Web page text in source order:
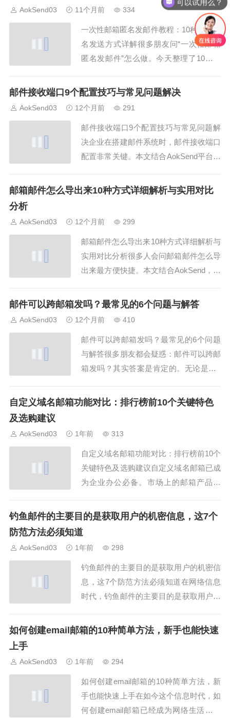
务商怎么建立邮件邮箱？第一步是选择合
适的邮箱服务商，比如 126、QQ、...
AokSend03 11个月前 334
一次性邮箱匿名发邮件教程：10种安全匿
名发送方式详解很多朋友问“一次性邮箱
匿名发邮件”怎么做。今天整理了10种安
发送邮件，同时介绍AokSend在匿名发送
站，注册简单，发送方便。AokSe...
邮件接收端口9个配置技巧与常见问题解决
AokSend03 12个月前 291
邮件接收端口9个配置技巧与常见问题解
决企业在搭建邮件系统时，邮件接收端口
配置非常关键。本文结合AokSend平台，
题解决方案，帮助企业顺利接收邮件。
OP3S 995。选择...
邮箱邮件怎么导出来10种方式详细解析与实用对比
分析
AokSend03 12个月前 299
邮箱邮件怎么导出来10种方式详细解析与
实用对比分析很多人会问邮箱邮件怎么导
出来最方便快捷。本文结合AokSend，为
种方法的优缺点，让你轻松掌握邮箱邮件
来。1. 网页端导出邮件登录AokSen...
邮件可以跨邮箱发吗？最常见的6个问题与解答
AokSend03 12个月前 410
邮件可以跨邮箱发吗？最常见的6个问题
与解答很多朋友都会疑惑：邮件可以跨邮
箱发吗？其实答案是肯定的。无论是QQ
都可以互相收发邮件。不过在使用过程
题，总结了最常见的6个问题与解答，希
望能帮到大家...
自定义域名邮箱功能对比：排行榜前10个关键特色
及选购建议
AokSend03 1年前 313
自定义域名邮箱功能对比：排行榜前10个
关键特色及选购建议自定义域名邮箱已成
为企业办公必备。市场上的邮箱产品繁
自定义域名邮箱功能，列出排行榜前10个
率提升。特色一：邮箱容量大小大容量邮
箱能...
钓鱼邮件的主要目的是获取用户的机密信息，这7个
防范方法必须知道
AokSend03 1年前 298
钓鱼邮件的主要目的是获取用户的机密信
息，这7个防范方法必须知道在网络信息
时代，钓鱼邮件的主要目的是获取用户的
码等。越来越多用户在不知情的情况下成
常见手法，并提供7个实用防范方法。推
荐使用Aok...
如何创建email邮箱的10种简单方法，新手也能快速
上手
AokSend03 1年前 294
如何创建email邮箱的10种简单方法，新
手也能快速上手在如今这个信息时代，如
何创建email邮箱已经成为网络生活的第